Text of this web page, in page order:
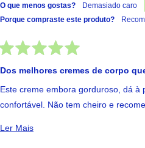
O que menos gostas?
Demasiado caro
Porque compraste este produto?
Dos melhores cremes de corpo
Este creme embora gorduroso, dá à
confortável. Não tem cheiro e
recomendo vivamente para quem
Ler MaisLer Mais Sobre Esta